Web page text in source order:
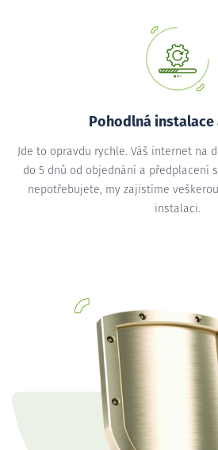
Pohodlná instalace
Jde to opravdu rychle. Váš internet na
do 5 dnů od objednání a předplacení
nepotřebujete, my zajistíme
instalaci.